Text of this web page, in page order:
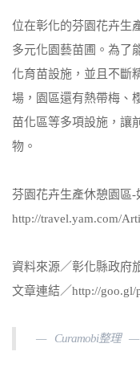
位在彰化的芬園花卉生
多元化園藝苗圃。為了
化育苗設施，並且不斷
場，園區還有熱帶梅、
苗化區等多項設施，讓
物。
芬園花卉生產休憩園區
http://travel.yam.com/
資料來源／彰化縣政府
文章連結／http://goo.gl/
Curamobi整理